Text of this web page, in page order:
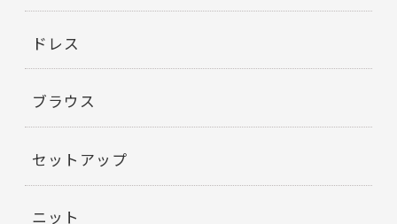
ドレス
ブラウス
セットアップ
ニット